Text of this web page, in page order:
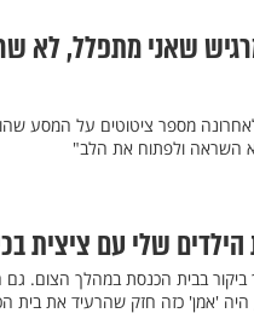
מספר ציטוטים על המסע
השראה ולפתוח את הלב"
שלי עם ציצית
בבית הכנסת במהלך הצום.
'אמן' כזה חזק שהרעיד את בית